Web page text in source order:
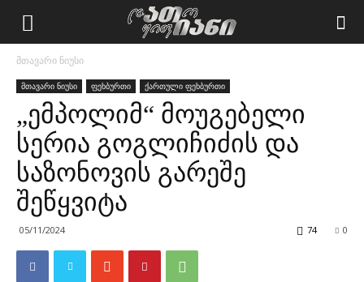
მთავარი ნიუსი
მთავარი ნიუსი ფეხბურთი ქართული ფეხბურთი
„ემპოლიმ“ მოუგებელი
სერია გოგლიჩიძის და
საზონოვის გარეშე
შეწყვიტა
05/11/2024 0
74